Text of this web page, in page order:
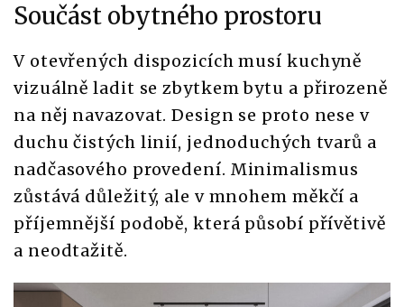
Součást obytného prostoru
V otevřených dispozicích musí kuchyně
vizuálně ladit se zbytkem bytu a přirozeně
na něj navazovat. Design se proto nese v
duchu čistých linií, jednoduchých tvarů a
nadčasového provedení. Minimalismus
zůstává důležitý, ale v mnohem měkčí a
příjemnější podobě, která působí přívětivě
a neodtažitě.